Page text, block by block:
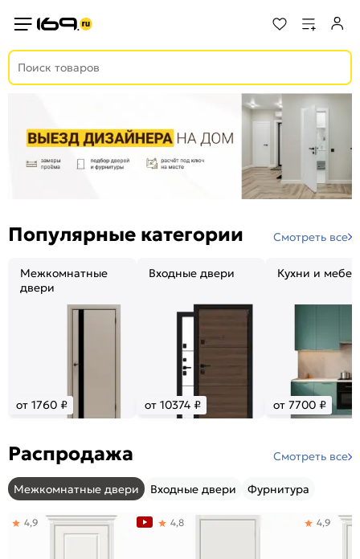
Популярные категории Смотреть все
Межкомнатные
двери
от 1760 ₽
Входные двери
от 10374 ₽
Кухни и
от 7700 ₽
Распродажа Смотреть все
Межкомнатные двери Входные двери Фурнитура
4,9 4,8 4,9